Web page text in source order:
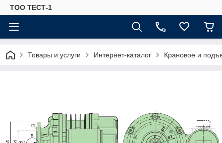
ТОО ТЕСТ-1
Товары и услуги Интернет-каталог Крановое и